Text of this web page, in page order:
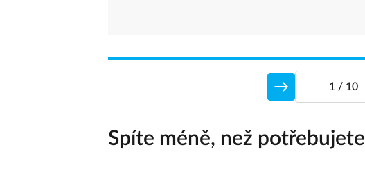
1 / 10
Spíte méně, než potřebujete